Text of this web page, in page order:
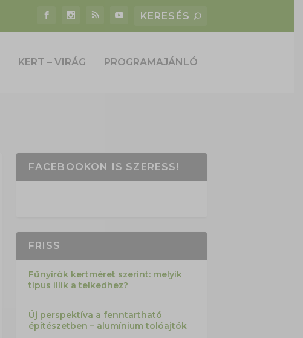
KERT – VIRÁG PROGRAMAJÁNLÓ
FACEBOOKON IS SZERESS!
FRISS
Fűnyírók kertméret szerint: melyik
típus illik a telkedhez?
Új perspektíva a fenntartható
építészetben – alumínium tolóajtók